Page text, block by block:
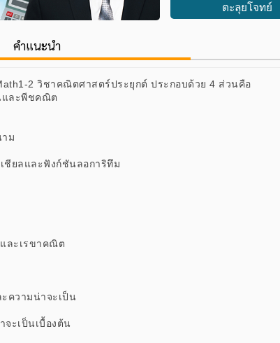
ตะลุยโจทย์
คำแนะนำ
2 วิชาคณิตศาสตร์ประยุกต์ ประกอบด้วย 4 ส่วนคือ
และพีชคณิต
ม
ชียลและฟังก์ชันลอการิทึม
ละเรขาคณิต
ความน่าจะเป็น
จะเป็นเบื้องต้น